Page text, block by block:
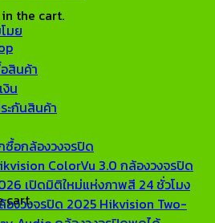
the cart.
cart.
มย
สินค้า
งิน
ะกันสินค้า
ซื้อกล้องวงจรปิด
ColorVu 3.0 กล้องวงจรปิด
เปิดมิติใหม่แห่งภาพสี 24 ชั่วโมง
องวงจรปิด 2025 Hikvision Two-